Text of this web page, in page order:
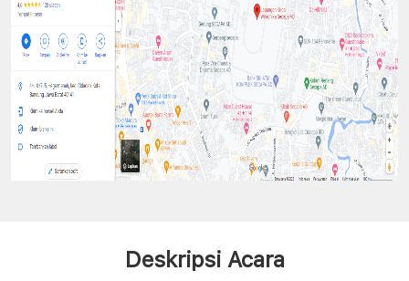
Deskripsi Acara